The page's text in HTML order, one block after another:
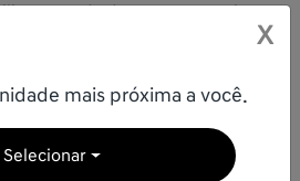
o modo de usar e garantir um
isso não é motivo para
USB e para cartão SD, para
X
mais próxima a você.
Selecionar